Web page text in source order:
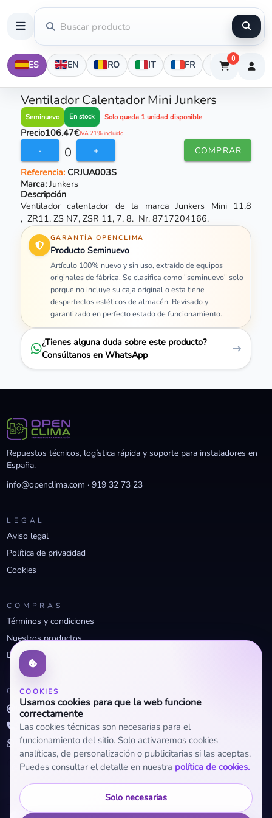
ES EN RO IT FR DE
0
Ventilador Calentador Mini Junkers
Seminuevo En stock Solo queda 1 unidad disponible
Precio106.47€IVA 21% incluido
- 0 + COMPRAR
Referencia:CRJUA003S
Marca: Junkers
Descripción
Ventilador calentador de la marca Junkers Mini 11,8
, ZR11, ZS N7, ZSR 11, 7, 8. Nr. 8717204166.
GARANTÍA OPENCLIMA
Producto Seminuevo
Artículo 100% nuevo y sin uso, extraído de equipos
originales de fábrica. Se clasifica como "seminuevo" solo
porque no incluye su caja original o esta tiene
desperfectos estéticos de almacén. Revisado y
garantizado en perfecto estado de funcionamiento.
¿Tienes alguna duda sobre este producto?
Consúltanos en WhatsApp
COOKIES
Usamos cookies para que la web funcione
correctamente
Las cookies técnicas son necesarias para el
funcionamiento del sitio. Solo activaremos cookies
analíticas, de personalización o publicitarias si las aceptas.
Puedes consultar el detalle en nuestra política de cookies.
Solo necesarias
Repuestos técnicos, logística rápida y soporte para instaladores en
España.
info@openclima.com ·919 32 73 23
LEGAL
Aviso legal
Política de privacidad
Cookies
COMPRAS
Términos y condiciones
Nuestros productos
Descuentos profesionales
CONTACTO
info@openclima.com
919 32 73 23
+34 623 56 04 93 (WhatsApp)